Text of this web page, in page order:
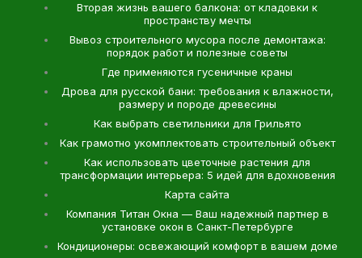
Вторая жизнь вашего балкона: от кладовки к
пространству мечты
Вывоз строительного мусора после демонтажа:
порядок работ и полезные советы
Где применяются гусеничные краны
Дрова для русской бани: требования к влажности,
размеру и породе древесины
Как выбрать светильники для Грильято
Как грамотно укомплектовать строительный объект
Как использовать цветочные растения для
трансформации интерьера: 5 идей для вдохновения
Карта сайта
Компания Титан Окна — Ваш надежный партнер в
установке окон в Санкт-Петербурге
Кондиционеры: освежающий комфорт в вашем доме